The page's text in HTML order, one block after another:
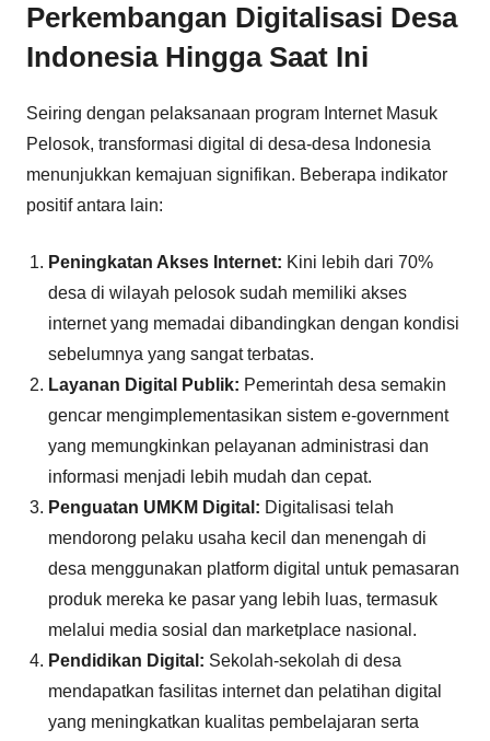
Perkembangan Digitalisasi Desa
Indonesia Hingga Saat Ini
Seiring dengan pelaksanaan program Internet Masuk
Pelosok, transformasi digital di desa-desa Indonesia
menunjukkan kemajuan signifikan. Beberapa indikator
positif antara lain:
Peningkatan Akses Internet: Kini lebih dari 70%
desa di wilayah pelosok sudah memiliki akses
internet yang memadai dibandingkan dengan kondisi
sebelumnya yang sangat terbatas.
Layanan Digital Publik: Pemerintah desa semakin
gencar mengimplementasikan sistem e-government
yang memungkinkan pelayanan administrasi dan
informasi menjadi lebih mudah dan cepat.
Penguatan UMKM Digital: Digitalisasi telah
mendorong pelaku usaha kecil dan menengah di
desa menggunakan platform digital untuk pemasaran
produk mereka ke pasar yang lebih luas, termasuk
melalui media sosial dan marketplace nasional.
Pendidikan Digital: Sekolah-sekolah di desa
mendapatkan fasilitas internet dan pelatihan digital
yang meningkatkan kualitas pembelajaran serta